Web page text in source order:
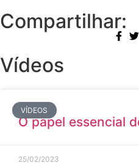
Compartilhar:
Vídeos
VÍDEOS
O papel essencial
25/02/2023